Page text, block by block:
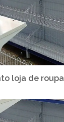
loja de roupa